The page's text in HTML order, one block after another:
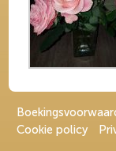
Cookie policy